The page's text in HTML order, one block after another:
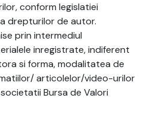
conform legislatiei
drepturilor de autor.
prin intermediul
inregistrate, indiferent
si forma, modalitatea de
articolelor/video-urilor
Bursa de Valori